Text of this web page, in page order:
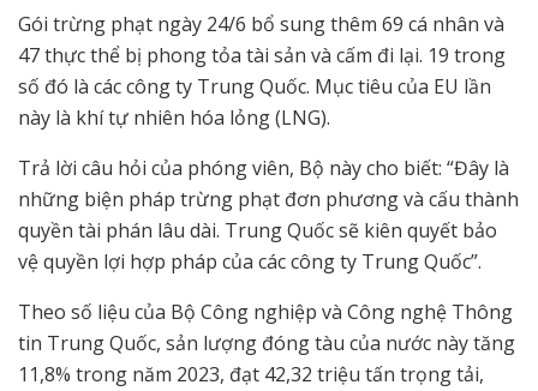
Gói trừng phạt ngày 24/6 bổ sung thêm 69 cá nhân và
47 thực thể bị phong tỏa tài sản và cấm đi lại. 19 trong
số đó là các công ty Trung Quốc. Mục tiêu của EU lần
này là khí tự nhiên hóa lỏng (LNG).
Trả lời câu hỏi của phóng viên, Bộ này cho biết: “Đây là
những biện pháp trừng phạt đơn phương và cấu thành
quyền tài phán lâu dài. Trung Quốc sẽ kiên quyết bảo
vệ quyền lợi hợp pháp của các công ty Trung Quốc”.
Theo số liệu của Bộ Công nghiệp và Công nghệ Thông
tin Trung Quốc, sản lượng đóng tàu của nước này tăng
11,8% trong năm 2023, đạt 42,32 triệu tấn trọng tải,